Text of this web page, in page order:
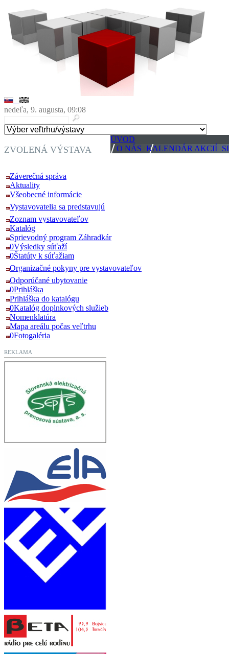
nedeľa, 9. augusta, 09:08
ÚVOD
O NÁS KALENDÁR AKCIÍ
ZVOLENÁ VÝSTAVA
Záverečná správa
Aktuality
Všeobecné informácie
Vystavovatelia sa predstavujú
Zoznam vystavovateľov
Katalóg
Sprievodný program Záhradkár
0Výsledky súťaží
0Štatúty k súťažiam
Organizačné pokyny pre vystavovateľov
Odporúčané ubytovanie
0Prihláška
Prihláška do katalógu
0Katalóg doplnkových služieb
Nomenklatúra
Mapa areálu počas veľtrhu
0Fotogaléria
REKLAMA